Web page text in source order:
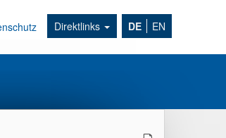
Direktlinks DE EN